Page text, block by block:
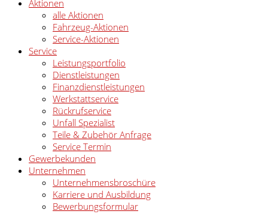
Aktionen
alle Aktionen
Fahrzeug-Aktionen
Service-Aktionen
Service
Leistungsportfolio
Dienstleistungen
Finanzdienstleistungen
Werkstattservice
Rückrufservice
Unfall Spezialist
Teile & Zubehör Anfrage
Service Termin
Gewerbekunden
Unternehmen
Unternehmensbroschüre
Karriere und Ausbildung
Bewerbungsformular